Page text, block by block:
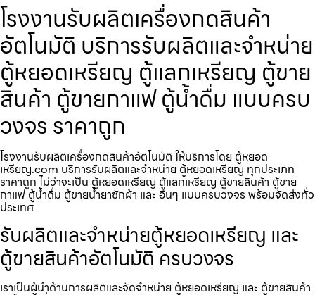
โรงงานรับผลิตเครื่องกดสินค้า​
อัตโนมัติ บริการรับผลิตและจำหน่าย
ตู้หยอดเหรียญ ตู้แลกเหรียญ ตู้ขาย
สินค้า ตู้ขายกาแฟ ตู้น้ำดื่ม แบบครบ
วงจร ราคาถูก
โรงงานรับผลิตเครื่องกดสินค้า​อัตโนมัติ ให้บริการโดย ตู้หยอด
เหรียญ.com บริการรับผลิตและจำหน่าย ตู้หยอดเหรียญ ทุกประเภท
ราคาถูก ไม่ว่าจะเป็น ตู้หยอดเหรียญ ตู้แลกเหรียญ ตู้ขายสินค้า ตู้ขาย
กาแฟ ตู้น้ำดื่ม ตู้ขายน้ำยาซักผ้า และ อื่นๆ แบบครบวงจร พร้อมจัดส่งทั่ว
ประเทศ
รับผลิตและจำหน่ายตู้หยอดเหรียญ และ
ตู้ขายสินค้าอัตโนมัติ ครบวงจร
เราเป็นผู้นำด้านการผลิตและจัดจำหน่าย ตู้หยอดเหรียญ และ ตู้ขายสินค้า